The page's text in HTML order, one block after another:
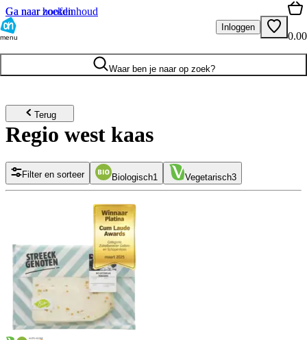
Ga naar hoofdinhoud
Ga naar zoeken
menu
Inloggen
0.00
Waar ben je naar op zoek?
Terug
Regio west kaas
Filter en sorteer Biologisch1 Vegetarisch3